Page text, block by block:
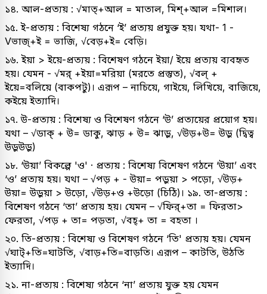
১৪. আল-প্রত্যয় : √মাত্+আল = মাতাল, মিশ্+আল =মিশাল।
১৫. ই-প্রত্যয় : বিশেষ্য গঠনে ‘ই’ প্রত্যয় প্রযুক্ত হয়। যথা- 1 -
Vভাজ্‌+ই = ভাজি, √বেড়+ই= বেড়ি।
১৬. ইয়া > ইয়ে-প্রত্যয় : বিশেষণ গঠনে ইয়া/ ইয়ে প্রত্যয় ব্যবহৃত
হয়। যেমন - √মর্ +ইয়া=মরিয়া (মরতে প্রস্তুত), √বল্ +
ইয়ে=বলিয়ে (বাকপটু)। এরূপ – নাচিয়ে, গাইয়ে, লিখিয়ে, বাজিয়ে,
কইয়ে ইত্যাদি।
১৭. উ-প্রত্যয় : বিশেষ্য ও বিশেষণ গঠনে ‘উ’ প্রত্যয়ের প্রয়োগ হয়।
যথা – √ডাক্ + উ= ডাকু, ঝাড় + উ= ঝাড়ু, √উড়+উ= উড়ু (দ্বিত্ব
উড়ুউড়ু)
১৮. ‘উয়া’ বিকল্পে 'ও' · প্রত্যয় : বিশেষ্য বিশেষণ গঠনে ‘উয়া’ এবং
‘ও’ প্রত্যয় হয়। যথা – √পড় + - উয়া= পড়ুয়া > পড়ো, √উড়+
উয়া= উড়ুয়া > উড়ো, √উড়+ও +উড়ো (চিঠি)। ১৯. তা-প্রত্যয় :
বিশেষণ গঠনে ‘তা’ প্রত্যয় হয়। যেমন – √ফির্+তা = ফিরতা>
ফেরতা, √পড় + তা= পড়তা, √বহ্+ তা = বহতা ।
২০. তি-প্রত্যয় : বিশেষ্য ও বিশেষণ গঠনে ‘তি' প্রত্যয় হয়। যেমন
√ঘাট্+তি=ঘাটতি, √বাড়+তি=বাড়তি। এরূপ – কাটতি, উঠতি
ইত্যাদি।
২১. না-প্রত্যয় : বিশেষ্য গঠনে ‘না’ প্রত্যয় যুক্ত হয় যেমন